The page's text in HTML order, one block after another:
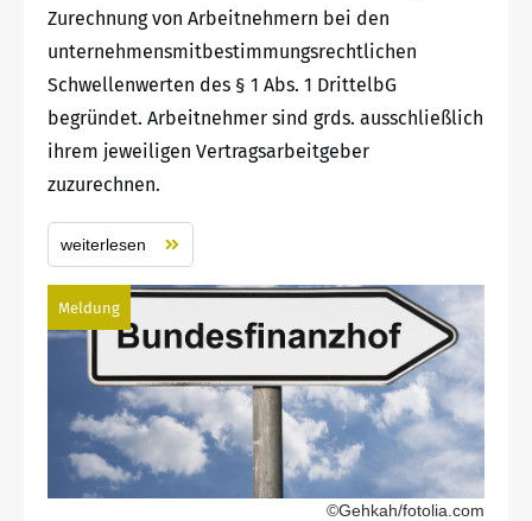
Zurechnung von Arbeitnehmern bei den
unternehmensmitbestimmungsrechtlichen
Schwellenwerten des § 1 Abs. 1 DrittelbG
begründet. Arbeitnehmer sind grds. ausschließlich
ihrem jeweiligen Vertragsarbeitgeber
zuzurechnen.
weiterlesen
Meldung
©Gehkah/fotolia.com